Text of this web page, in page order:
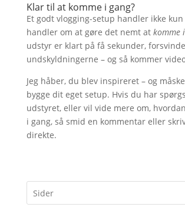
Klar til at komme i gang?
Et godt vlogging-setup handler ikke
handler om at gøre det nemt at komme
udstyr er klart på få sekunder,
undskyldningerne – og så kommer
Jeg håber, du blev inspireret – og
bygge dit eget setup. Hvis du har
udstyret, eller vil vide mere om,
i gang, så smid en kommentar eller
direkte.